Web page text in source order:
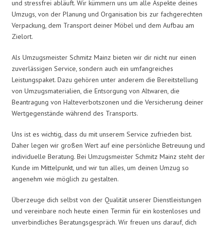
und stressfrei abläuft. Wir kümmern uns um alle Aspekte deines
Umzugs, von der Planung und Organisation bis zur fachgerechten
Verpackung, dem Transport deiner Möbel und dem Aufbau am
Zielort.
Als Umzugsmeister Schmitz Mainz bieten wir dir nicht nur einen
zuverlässigen Service, sondern auch ein umfangreiches
Leistungspaket. Dazu gehören unter anderem die Bereitstellung
von Umzugsmaterialien, die Entsorgung von Altwaren, die
Beantragung von Halteverbotszonen und die Versicherung deiner
Wertgegenstände während des Transports.
Uns ist es wichtig, dass du mit unserem Service zufrieden bist.
Daher legen wir großen Wert auf eine persönliche Betreuung und
individuelle Beratung. Bei Umzugsmeister Schmitz Mainz steht der
Kunde im Mittelpunkt, und wir tun alles, um deinen Umzug so
angenehm wie möglich zu gestalten.
Überzeuge dich selbst von der Qualität unserer Dienstleistungen
und vereinbare noch heute einen Termin für ein kostenloses und
unverbindliches Beratungsgespräch. Wir freuen uns darauf, dich